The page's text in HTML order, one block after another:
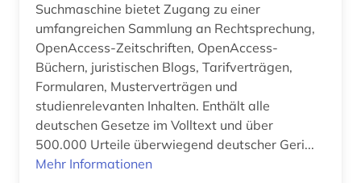
beamtenrecht (11)
beamtenversorgungsgesetz (1)
beamter (2)
beamtstg (1)
beamtvg (1)
Suchmaschine bietet Zugang zu einer
umfangreichen Sammlung an Rechtsprechung,
OpenAccess-Zeitschriften, OpenAccess-
Büchern, juristischen Blogs, Tarifverträgen,
Formularen, Musterverträgen und
studienrelevanten Inhalten. Enthält alle
deutschen Gesetze im Volltext und über
500.000 Urteile überwiegend deutscher Geri...
Mehr Informationen